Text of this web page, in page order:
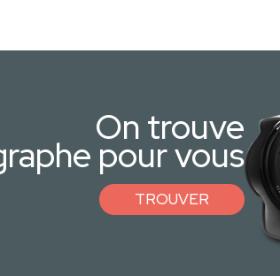
On trouve
pour vous
TROUVER